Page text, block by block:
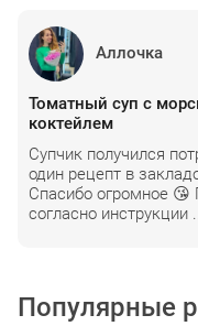
Аллочка
Томатный суп с
коктейлем
Супчик получился
один рецепт в
Спасибо огромное 😘
согласно инструкции
Популярные